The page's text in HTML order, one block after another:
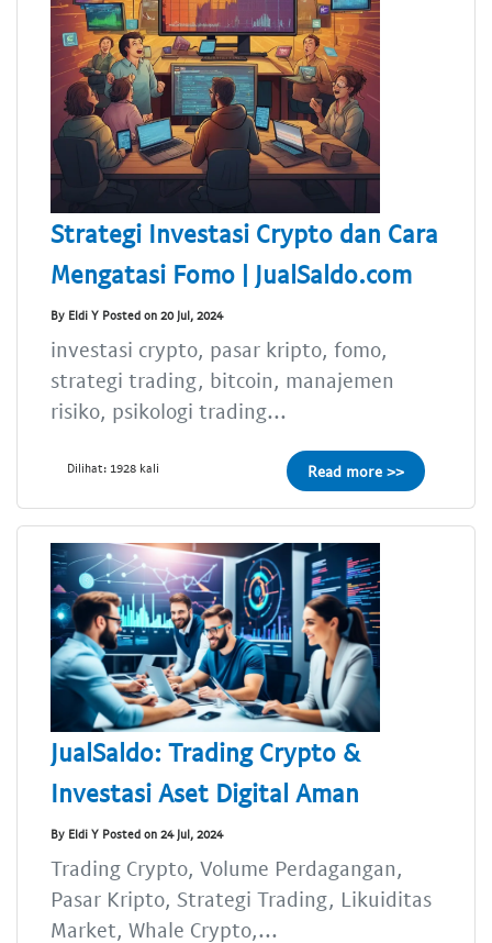
Strategi Investasi Crypto dan Cara
Mengatasi Fomo | JualSaldo.com
By Eldi Y Posted on 20 Jul, 2024
investasi crypto, pasar kripto, fomo,
strategi trading, bitcoin, manajemen
risiko, psikologi trading...
Dilihat: 1928 kali Read more >>
JualSaldo: Trading Crypto &
Investasi Aset Digital Aman
By Eldi Y Posted on 24 Jul, 2024
Trading Crypto, Volume Perdagangan,
Pasar Kripto, Strategi Trading, Likuiditas
Market, Whale Crypto,...